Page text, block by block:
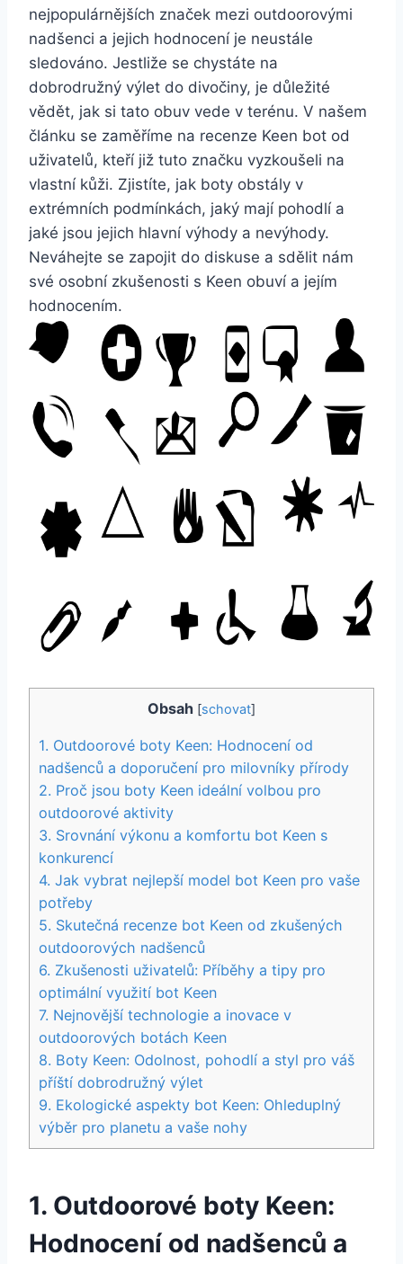
nejpopulárnějších značek mezi outdoorovými
‍nadšenci a jejich hodnocení⁣ je neustále
⁢sledováno. Jestliže se ​chystáte na
dobrodružný‌ výlet do ⁣divočiny,⁢ je ⁤důležité
vědět, jak⁢ si ⁢tato obuv vede v terénu. V⁣ našem‌
článku se ⁢zaměříme na recenze Keen‍ bot od‌
uživatelů, kteří již tuto značku ​vyzkoušeli na
⁢vlastní kůži. Zjistíte,⁢ jak boty‍ obstály v
extrémních‍ podmínkách, jaký ⁤mají pohodlí a
jaké jsou ‌jejich hlavní výhody a nevýhody.
Neváhejte​ se zapojit do diskuse a sdělit nám
své osobní‌ zkušenosti s Keen obuví a jejím
hodnocením.
Obsah [schovat]
1. ⁣Outdoorové boty Keen: Hodnocení od⁣
nadšenců a doporučení pro‍ milovníky ‌přírody
2. Proč jsou boty ⁢Keen ideální volbou pro
outdoorové aktivity
3. Srovnání výkonu⁣ a komfortu bot ⁤Keen s
konkurencí
4. Jak​ vybrat nejlepší model bot Keen pro vaše
potřeby
5.​ Skutečná recenze⁣ bot Keen od ​zkušených
‍outdoorových⁢ nadšenců
6. Zkušenosti uživatelů: Příběhy a tipy pro
optimální využití bot⁢ Keen
7. Nejnovější technologie a inovace⁢ v
outdoorových botách ⁤Keen
8. Boty ‍Keen: Odolnost, pohodlí ⁤a styl pro váš‌
příští dobrodružný⁤ výlet
9. Ekologické aspekty bot⁢ Keen: ⁤Ohleduplný
výběr pro planetu a vaše‍ nohy
1. ⁣Outdoorové boty Keen:
Hodnocení od⁣ nadšenců a